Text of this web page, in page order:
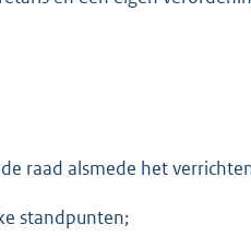
raad alsmede het
standpunten;